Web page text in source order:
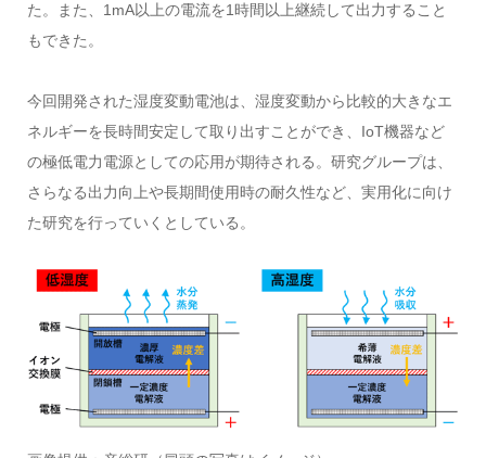
た。また、1mA以上の電流を1時間以上継続して出力すること
もできた。
今回開発された湿度変動電池は、湿度変動から比較的大きなエ
ネルギーを長時間安定して取り出すことができ、IoT機器など
の極低電力電源としての応用が期待される。研究グループは、
さらなる出力向上や長期間使用時の耐久性など、実用化に向け
た研究を行っていくとしている。